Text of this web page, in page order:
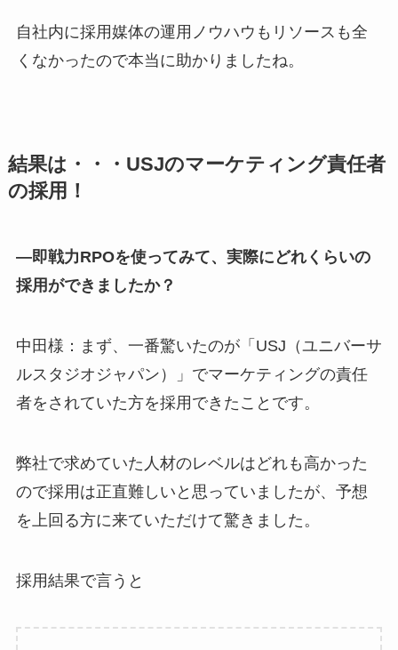
自社内に採用媒体の運用ノウハウもリソースも全
くなかったので本当に助かりましたね。
結果は・・・USJのマーケティング責任者
の採用！
―即戦力RPOを使ってみて、実際にどれくらいの
採用ができましたか？
中田様：まず、一番驚いたのが「USJ（ユニバーサ
ルスタジオジャパン）」でマーケティングの責任
者をされていた方を採用できたことです。
弊社で求めていた人材のレベルはどれも高かった
ので採用は正直難しいと思っていましたが、予想
を上回る方に来ていただけて驚きました。
採用結果で言うと